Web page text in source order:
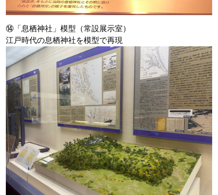
⑭「息栖神社」模型（常設展示室）
江戸時代の息栖神社を模型で再現